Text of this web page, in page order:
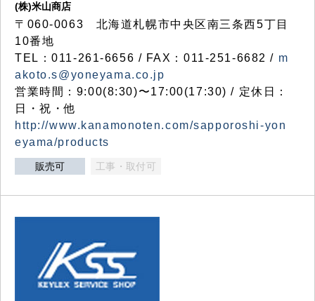
(株)米山商店
〒060-0063 北海道札幌市中央区南三条西5丁目
10番地
TEL：011-261-6656 / FAX：011-251-6682 / m
akoto.s@yoneyama.co.jp
営業時間：9:00(8:30)〜17:00(17:30) / 定休日：
日・祝・他
http://www.kanamonoten.com/sapporoshi-yon
eyama/products
販売可 工事・取付可